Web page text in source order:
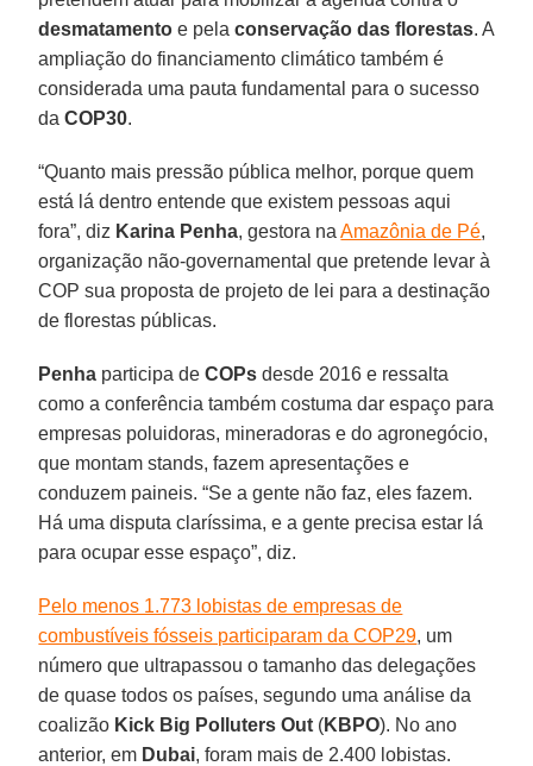
desmatamento e pelaconservação das florestas. A
ampliação do financiamento climático também é
considerada uma pauta fundamental para o sucesso
daCOP30.
“Quanto mais pressão pública melhor, porque quem
está lá dentro entende que existem pessoas aqui
fora”, diz Karina Penha, gestora naAmazônia de Pé,
organização não-governamental que pretende levar à
COP sua proposta de projeto de lei para a destinação
de florestas públicas.
Penha participa deCOPs desde 2016 e ressalta
como a conferência também costuma dar espaço para
empresas poluidoras, mineradoras e do agronegócio,
que montam stands, fazem apresentações e
conduzem paineis. “Se a gente não faz, eles fazem.
Há uma disputa claríssima, e a gente precisa estar lá
para ocupar esse espaço”, diz.
Pelo menos 1.773 lobistas de empresas de
combustíveis fósseis participaram da COP29, um
número que ultrapassou o tamanho das delegações
de quase todos os países, segundo uma análise da
coalizão Kick Big Polluters Out (KBPO). No ano
anterior, em Dubai, foram mais de 2.400 lobistas.